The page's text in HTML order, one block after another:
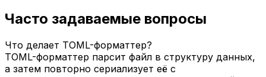
Часто задаваемые вопросы
Что делает TOML-форматтер?
TOML-форматтер парсит файл в структуру данных,
а затем повторно сериализует её с